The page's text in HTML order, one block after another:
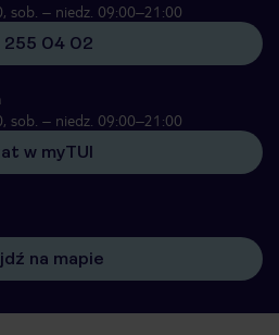
sob. – niedz. 09:00–21:00
255 04 02
sob. – niedz. 09:00–21:00
w myTUI
na mapie